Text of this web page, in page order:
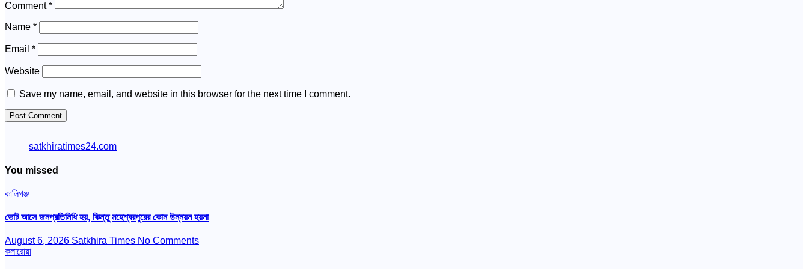
Comment*
Name *
Email *
Website
Save my name, email, and website in this browser for the next time I comment.
satkhiratimes24.com
You missed
কালিগঞ্জ
ভোট আসে জনপ্রতিনিধি হয়, কিন্তু মহেশ্বরপুরের কোন উন্নয়ন হয়না
August 6, 2026 Satkhira Times No Comments
কলারোয়া